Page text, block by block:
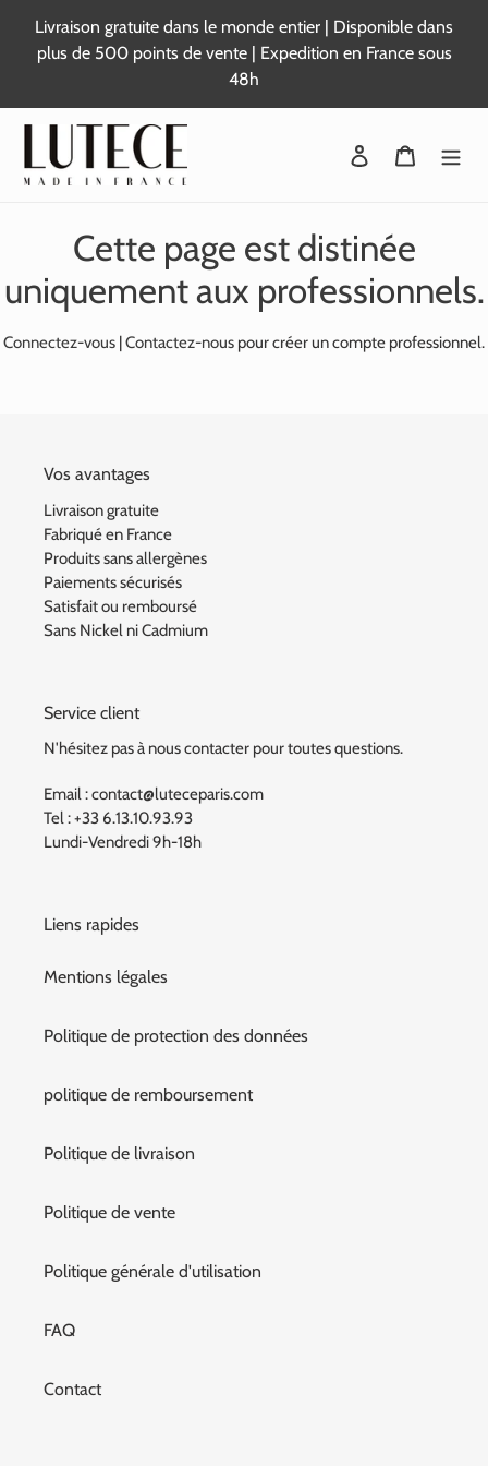
contenu
Livraison gratuite dans le monde entier | Disponible dans
plus de 500 points de vente | Expedition en France sous
48h
Se connecter
Panier
Cette page est distinée
uniquement aux professionnels.
Connectez-vous Contactez-nous pour créer un compte professionnel.
Vos avantages
Livraison gratuite
Fabriqué en France
Produits sans allergènes
Paiements sécurisés
Satisfait ou remboursé
Sans Nickel ni Cadmium
Service client
N'hésitez pas à nous contacter pour toutes questions.
Email : contact@luteceparis.com
Tel : +33 6.13.10.93.93
Lundi-Vendredi 9h-18h
Liens rapides
Mentions légales
Politique de protection des données
politique de remboursement
Politique de livraison
Politique de vente
Politique générale d'utilisation
FAQ
Contact